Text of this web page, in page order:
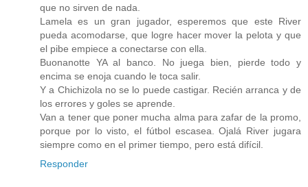
que no sirven de nada.
Lamela es un gran jugador, esperemos que este River
pueda acomodarse, que logre hacer mover la pelota y que
el pibe empiece a conectarse con ella.
Buonanotte YA al banco. No juega bien, pierde todo y
encima se enoja cuando le toca salir.
Y a Chichizola no se lo puede castigar. Recién arranca y de
los errores y goles se aprende.
Van a tener que poner mucha alma para zafar de la promo,
porque por lo visto, el fútbol escasea. Ojalá River jugara
siempre como en el primer tiempo, pero está difícil.
Responder